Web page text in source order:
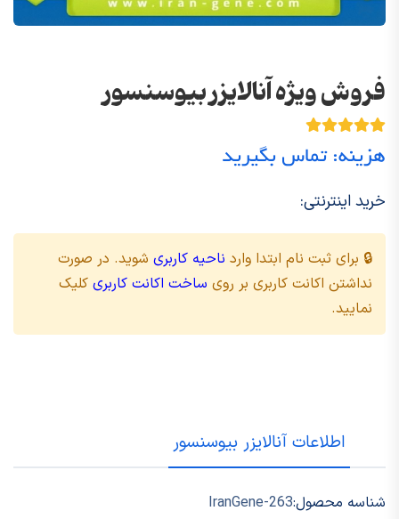
فروش ویژه آنالایزر بیوسنسور
هزینه: تماس بگیرید
خرید اینترنتی:
🔒 برای ثبت نام ابتدا وارد ناحیه کاربری شوید. در صورت
نداشتن اکانت کاربری بر روی ساخت اکانت کاربری کلیک
نمایید.
اطلاعات آنالایزر بیوسنسور
شناسه محصول:IranGene-263